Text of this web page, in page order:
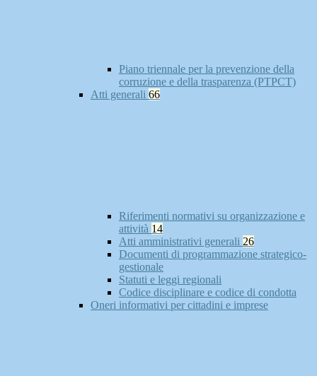
Piano triennale per la prevenzione della
corruzione e della trasparenza (PTPCT)
Atti generali 66
Riferimenti normativi su organizzazione e
attività 14
Atti amministrativi generali 26
Documenti di programmazione strategico-
gestionale
Statuti e leggi regionali
Codice disciplinare e codice di condotta
Oneri informativi per cittadini e imprese